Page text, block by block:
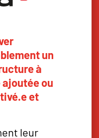
un
à
ou
et
leur